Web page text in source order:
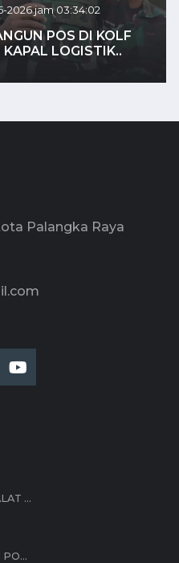
jam 03:34:02
POS DI KOLF
LOGISTIK..
Palangka Raya
...